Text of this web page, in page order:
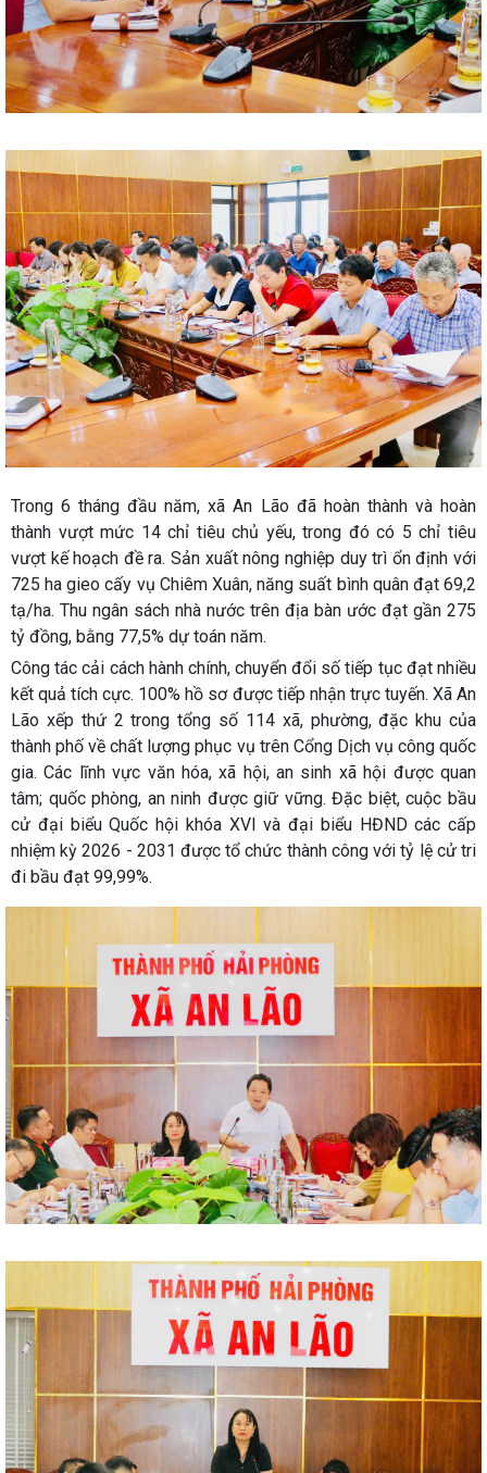
Trong 6 tháng đầu năm, xã An Lão đã hoàn thành và hoàn
thành vượt mức 14 chỉ tiêu chủ yếu, trong đó có 5 chỉ tiêu
vượt kế hoạch đề ra. Sản xuất nông nghiệp duy trì ổn định với
725 ha gieo cấy vụ Chiêm Xuân, năng suất bình quân đạt 69,2
tạ/ha. Thu ngân sách nhà nước trên địa bàn ước đạt gần 275
tỷ đồng, bằng 77,5% dự toán năm.
Công tác cải cách hành chính, chuyển đổi số tiếp tục đạt nhiều
kết quả tích cực. 100% hồ sơ được tiếp nhận trực tuyến. Xã An
Lão xếp thứ 2 trong tổng số 114 xã, phường, đặc khu của
thành phố về chất lượng phục vụ trên Cổng Dịch vụ công quốc
gia. Các lĩnh vực văn hóa, xã hội, an sinh xã hội được quan
tâm; quốc phòng, an ninh được giữ vững. Đặc biệt, cuộc bầu
cử đại biểu Quốc hội khóa XVI và đại biểu HĐND các cấp
nhiệm kỳ 2026 - 2031 được tổ chức thành công với tỷ lệ cử tri
đi bầu đạt 99,99%.